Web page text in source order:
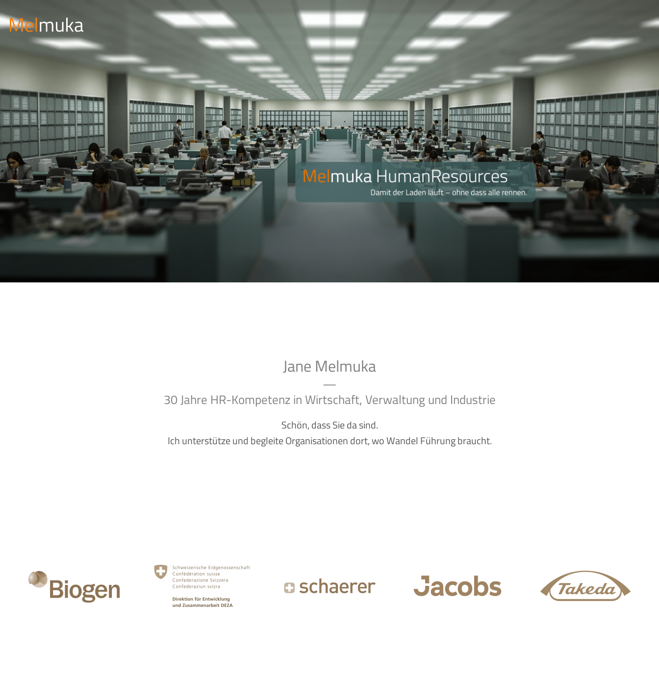
Jane Melmuka
—
30 Jahre HR-Kompetenz in Wirtschaft, Verwaltung und Industrie
Schön, dass Sie da sind.
Ich unterstütze und begleite Organisationen dort, wo Wandel Führung braucht.